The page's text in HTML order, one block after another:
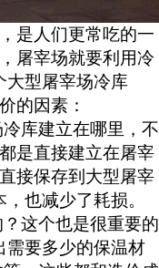
是人们更常吃的一
屠宰场就要利用冷
大型屠宰场冷库
的因素：
库建立在哪里，不
是直接建立在屠宰
接保存到大型屠宰
也减少了耗损。
这个也是很重要的
需要多少的保温材